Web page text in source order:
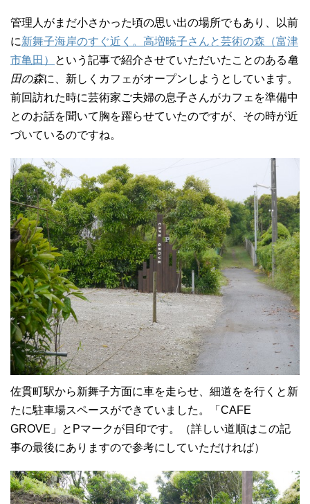
管理人がまだ小さかった頃の思い出の場所でもあり、以前
に新舞子海岸のすぐ近く。高増暁子さんと芸術の森（富津
市亀田）
という記事で紹介させていただいたことのある亀
田の森に、新しくカフェがオープンしようとしています。
前回訪れた時に芸術家ご夫婦の息子さんがカフェを準備中
とのお話を聞いて胸を躍らせていたのですが、その時が近
づいているのですね。
佐貫町駅から新舞子方面に車を走らせ、細道をを行くと新
たに駐車場スペースができていました。「CAFE
GROVE」とPマークが目印です。（詳しい道順はこの記
事の最後にありますので参考にしていただければ）